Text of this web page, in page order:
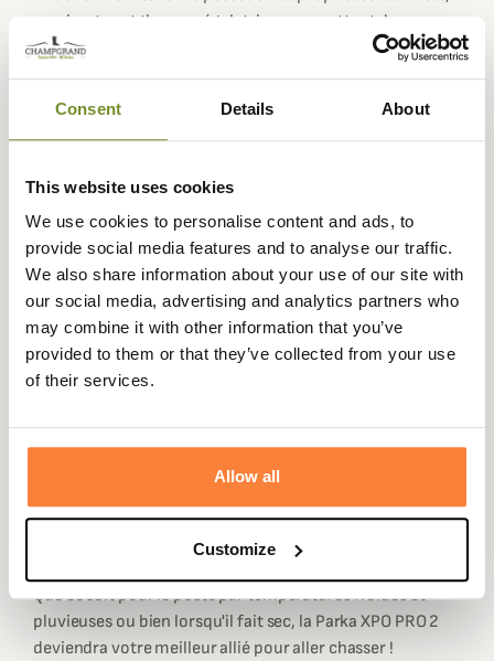
Consent Details About
This website uses cookies
We use cookies to personalise content and ads, to
provide social media features and to analyse our traffic.
We also share information about your use of our site with
our social media, advertising and analytics partners who
may combine it with other information that you’ve
provided to them or that they’ve collected from your use
of their services.
Allow all
Customize
respirantes et thermorégulatrices permettant de vous
garder chaud et bien au sec quel que soit le niveau
d'intensité de vos activités de chasse.
A l'intérieur des épaules se trouvent des renforts pour
réduire les chocs que peuvent impliqués les tirs à
latéraux sont présents en bas de la taille pour offrir une
meilleure aisance de mouvement ou bien permettre de
vous assoir sur une surface sèche et imperméable.
Aux poignets, des manchons élastiqués évitent
l'infiltration d'air et d'humidité et assurent une bonne
tenue de la veste lorsque vous êtes en mouvements ou
que vous épaulez votre arme à feu. Viennent s'ajouter des
pattes de serrage avec un velcro solide pour un
Plusieurs poches sont à disposition pour vous faciliter
l'accès à vos indispensables : double poche radio avec
passage de câble, une poche verticale, deux poches
zippées et étuis pour cartouches sur le dessus.
Que ce soit pour le poste par températures froides et
pluvieuses ou bien lorsqu'il fait sec, la Parka XPO PRO 2
deviendra votre meilleur allié pour aller chasser !